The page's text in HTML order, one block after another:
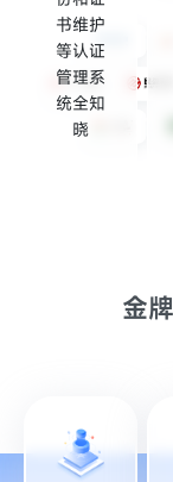
书维护
等认证
管理系
统全知
晓
金